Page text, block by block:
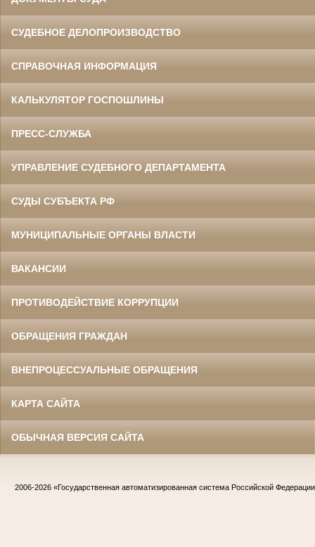
СУДЕБНОЕ ДЕЛОПРОИЗВОДСТВО
СПРАВОЧНАЯ ИНФОРМАЦИЯ
КАЛЬКУЛЯТОР ГОСПОШЛИНЫ
ПРЕСС-СЛУЖБА
УПРАВЛЕНИЕ СУДЕБНОГО ДЕПАРТАМЕНТА
СУДЫ СУБЪЕКТА РФ
МУНИЦИПАЛЬНЫЕ ОРГАНЫ ВЛАСТИ
ВАКАНСИИ
ПРОТИВОДЕЙСТВИЕ КОРРУПЦИИ
ОБРАЩЕНИЯ ГРАЖДАН
ВНЕПРОЦЕССУАЛЬНЫЕ ОБРАЩЕНИЯ
КАРТА САЙТА
ОБЫЧНАЯ ВЕРСИЯ САЙТА
2006-2026 «Государственная автоматизированная система Российской